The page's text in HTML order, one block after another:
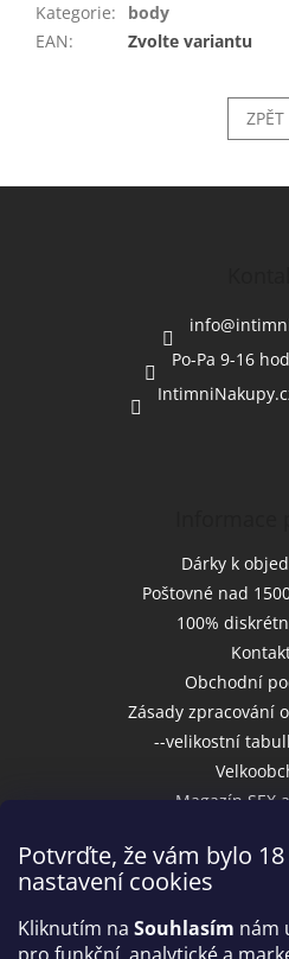
Potvrďte, že vám bylo
nastavení cookies
Kliknutím na Souhlasím nám
Kategorie:
body
EAN: Zvolte variantu
ZPĚT
info@
Po-Pa 9-16
Dárky k
Poštovné nad
100%
Obchodní
Zásady zpracování
--velikostní
Magazín SEX
Přijímáme